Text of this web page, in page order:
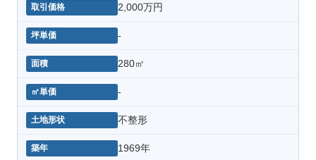
2,000万円
-
280㎡
-
不整形
1969年